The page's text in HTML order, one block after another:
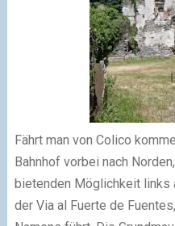
Fährt man von Colico
Bahnhof vorbei nach
bietenden Möglichkeit links
der Via al Fuerte de